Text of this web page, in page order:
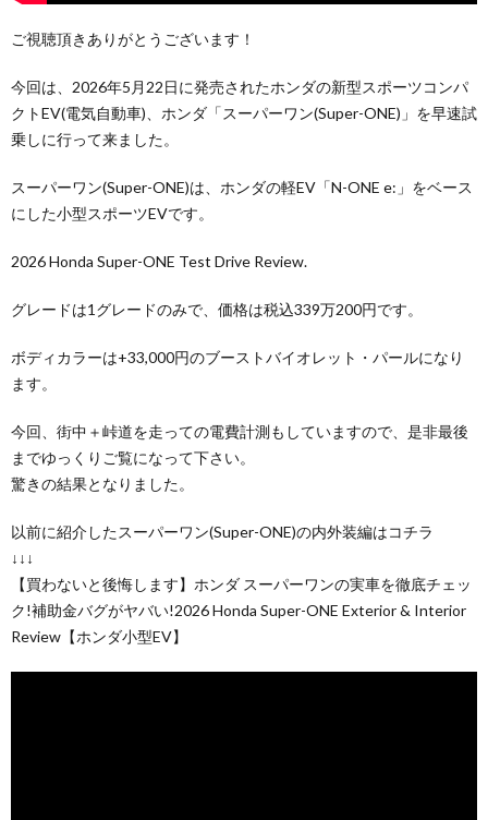
ご視聴頂きありがとうございます！
今回は、2026年5月22日に発売されたホンダの新型スポーツコンパ
クトEV(電気自動車)、ホンダ「スーパーワン(Super-ONE)」を早速試
乗しに行って来ました。
スーパーワン(Super-ONE)は、ホンダの軽EV「N-ONE e:」をベース
にした小型スポーツEVです。
2026 Honda Super-ONE Test Drive Review.
グレードは1グレードのみで、価格は税込339万200円です。
ボディカラーは+33,000円のブーストバイオレット・パールになり
ます。
今回、街中＋峠道を走っての電費計測もしていますので、是非最後
までゆっくりご覧になって下さい。
驚きの結果となりました。
以前に紹介したスーパーワン(Super-ONE)の内外装編はコチラ
↓↓↓
【買わないと後悔します】ホンダ スーパーワンの実車を徹底チェッ
ク!補助金バグがヤバい!2026 Honda Super-ONE Exterior & Interior
Review【ホンダ小型EV】